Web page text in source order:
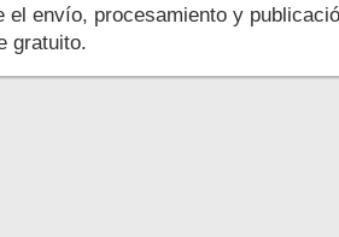
el envío, procesamiento y
gratuito.